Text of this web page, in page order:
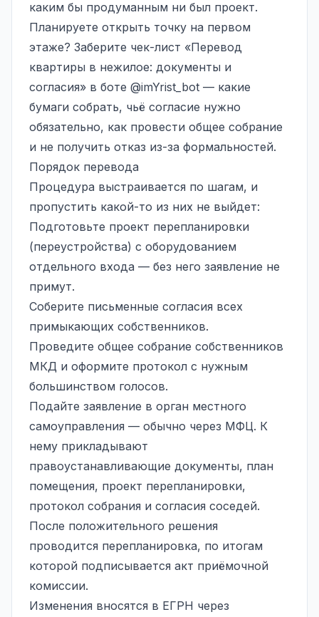
каким бы продуманным ни был проект.
Планируете открыть точку на первом
этаже? Заберите чек-лист «Перевод
квартиры в нежилое: документы и
согласия» в боте @imYrist_bot — какие
бумаги собрать, чьё согласие нужно
обязательно, как провести общее собрание
и не получить отказ из-за формальностей.
Порядок перевода
Процедура выстраивается по шагам, и
пропустить какой-то из них не выйдет:
Подготовьте проект перепланировки
(переустройства) с оборудованием
отдельного входа — без него заявление не
примут.
Соберите письменные согласия всех
примыкающих собственников.
Проведите общее собрание собственников
МКД и оформите протокол с нужным
большинством голосов.
Подайте заявление в орган местного
самоуправления — обычно через МФЦ. К
нему прикладывают
правоустанавливающие документы, план
помещения, проект перепланировки,
протокол собрания и согласия соседей.
После положительного решения
проводится перепланировка, по итогам
которой подписывается акт приёмочной
комиссии.
Изменения вносятся в ЕГРН через